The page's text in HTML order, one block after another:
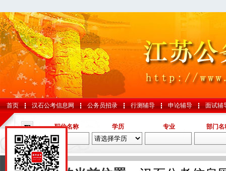
首页 汉石公考信息网 公务员招录 行测辅导 申论辅导 面试辅
职位名称 学历 专业 部门名
导航